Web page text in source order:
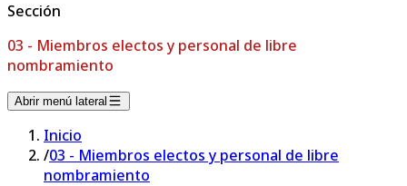
Sección
03 - Miembros electos y personal de libre
nombramiento
Abrir menú lateral
Inicio
/03 - Miembros electos y personal de libre
nombramiento